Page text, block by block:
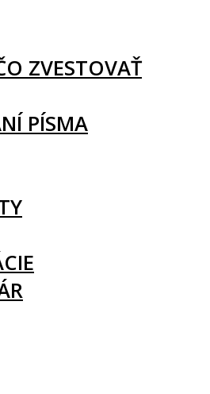
ZVESTOVAŤ
PÍSMA